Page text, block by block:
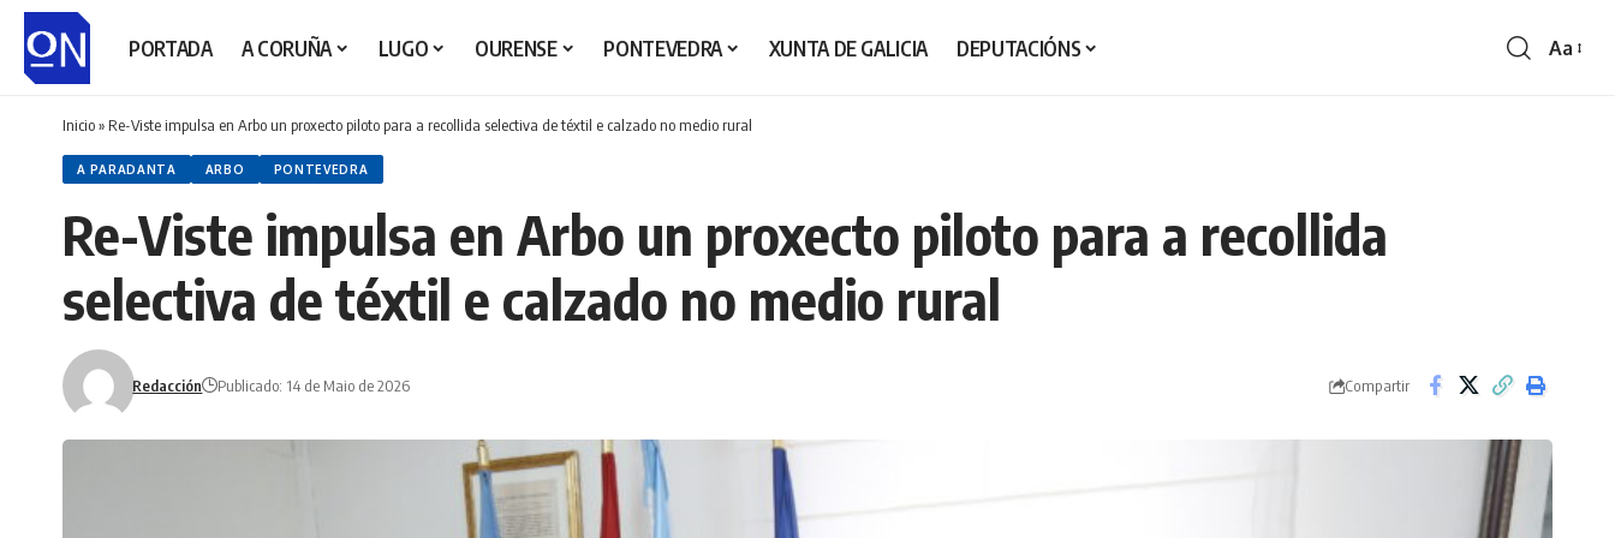
PORTADA A CORUÑA LUGO OURENSE PONTEVEDRA XUNTA DE GALICIA DEPUTACIÓNS Aa
Inicio» Re-Viste impulsa en Arbo un proxecto piloto para a recollida selectiva de téxtil e calzado no medio rural
A PARADANTA ARBO PONTEVEDRA
Re-Viste impulsa en Arbo un proxecto piloto para a recollida
selectiva de téxtil e calzado no medio rural
Redacción Publicado: 14 de Maio de 2026 Compartir